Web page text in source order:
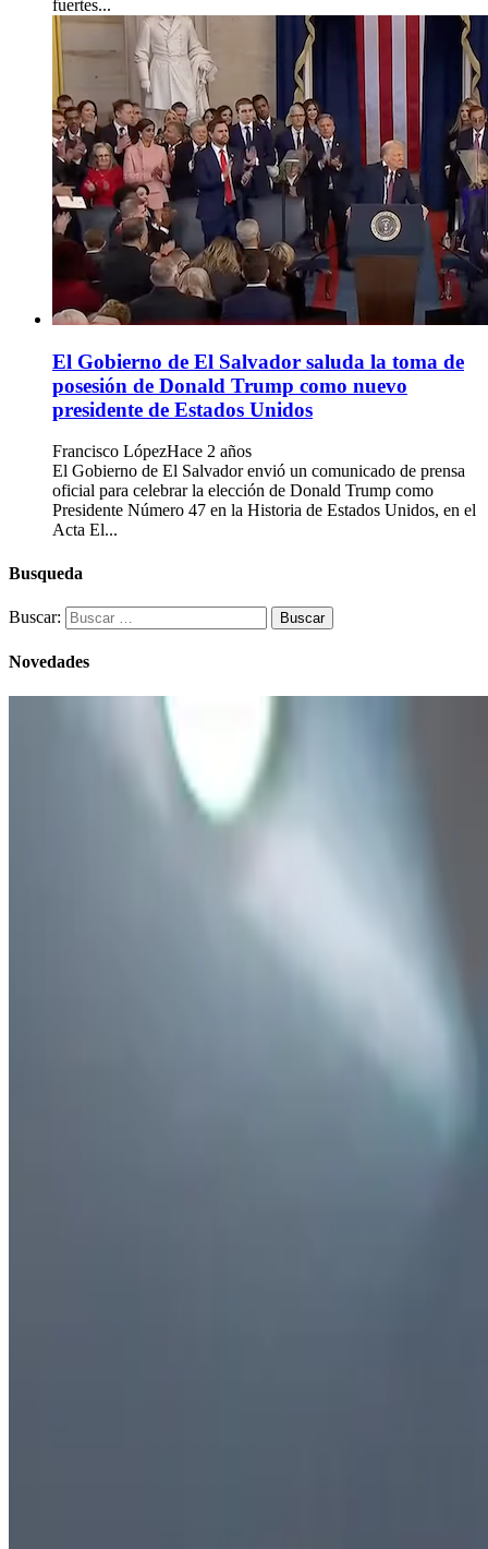
fuertes...
El Gobierno de El Salvador saluda la toma de
posesión de Donald Trump como nuevo
presidente de Estados Unidos
Francisco LópezHace 2 años
El Gobierno de El Salvador envió un comunicado de prensa
oficial para celebrar la elección de Donald Trump como
Presidente Número 47 en la Historia de Estados Unidos, en el
Acta El...
Busqueda
Buscar:
Novedades